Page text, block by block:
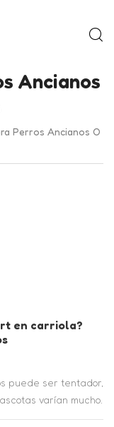
Ancianos
Perros Ancianos O
en carriola?
puede ser tentador,
varían mucho.
a Walmart en un